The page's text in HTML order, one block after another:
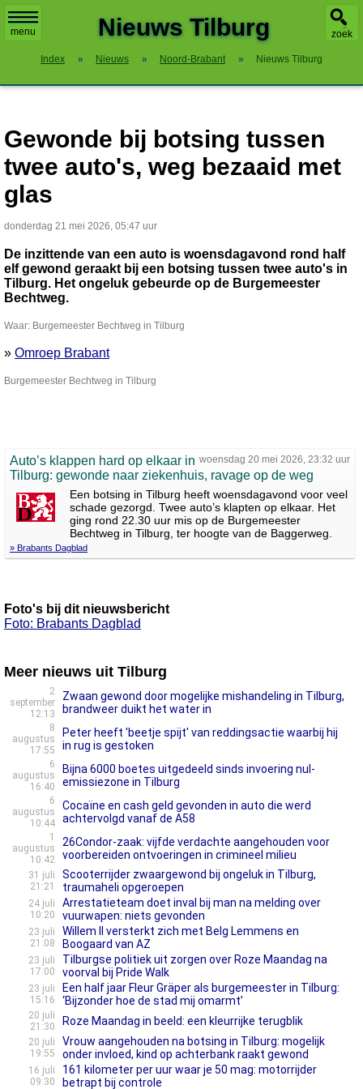
menu zoek
Nieuws Tilburg
Index » Nieuws » Noord-Brabant » Nieuws Tilburg
Gewonde bij botsing tussen
twee auto's, weg bezaaid met
glas
donderdag 21 mei 2026, 05:47 uur
De inzittende van een auto is woensdagavond rond half
elf gewond geraakt bij een botsing tussen twee auto's in
Tilburg. Het ongeluk gebeurde op de Burgemeester
Bechtweg.
Waar: Burgemeester Bechtweg in Tilburg
» Omroep Brabant
Burgemeester Bechtweg in Tilburg
woensdag 20 mei 2026, 23:32 uur
Auto’s klappen hard op elkaar in
Tilburg: gewonde naar ziekenhuis, ravage op de weg
Een botsing in Tilburg heeft woensdagavond voor veel
schade gezorgd. Twee auto’s klapten op elkaar. Het
ging rond 22.30 uur mis op de Burgemeester
Bechtweg in Tilburg, ter hoogte van de Baggerweg.
» Brabants Dagblad
Foto's bij dit nieuwsbericht
Foto: Brabants Dagblad
Meer nieuws uit Tilburg
2
september
12:13
Zwaan gewond door mogelijke mishandeling in Tilburg,
brandweer duikt het water in
8
augustus
17:55
Peter heeft 'beetje spijt' van reddingsactie waarbij hij
in rug is gestoken
6
augustus
16:40
Bijna 6000 boetes uitgedeeld sinds invoering nul-
emissiezone in Tilburg
6
augustus
10:44
Cocaïne en cash geld gevonden in auto die werd
achtervolgd vanaf de A58
1
augustus
10:42
26Condor-zaak: vijfde verdachte aangehouden voor
voorbereiden ontvoeringen in crimineel milieu
31 juli
21:21
Scooterrijder zwaargewond bij ongeluk in Tilburg,
traumaheli opgeroepen
24 juli
10:20
Arrestatieteam doet inval bij man na melding over
vuurwapen: niets gevonden
23 juli
21:08
Willem II versterkt zich met Belg Lemmens en
Boogaard van AZ
23 juli
17:00
Tilburgse politiek uit zorgen over Roze Maandag na
voorval bij Pride Walk
23 juli
15:16
Een half jaar Fleur Gräper als burgemeester in Tilburg:
‘Bijzonder hoe de stad mij omarmt’
20 juli
21:30
Roze Maandag in beeld: een kleurrijke terugblik
20 juli
19:55
Vrouw aangehouden na botsing in Tilburg: mogelijk
onder invloed, kind op achterbank raakt gewond
16 juli
09:30
161 kilometer per uur waar je 50 mag: motorrijder
betrapt bij controle